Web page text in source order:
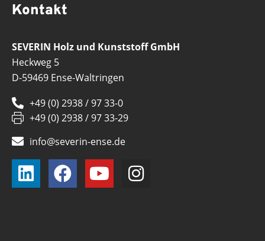
Kontakt
SEVERIN Holz und Kunststoff GmbH
Heckweg 5
D-59469 Ense-Waltringen
+49 (0) 2938 / 97 33-0
+49 (0) 2938 / 97 33-29
info@severin-ense.de